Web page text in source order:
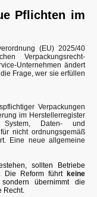
Pflichten im
(EU) 2025/40
Verpackungsrecht-
Unternehmen ändert
Frage, wer sie erfüllen
Verpackungen
im Herstellerregister
Daten- und
nicht ordnungsgemäß
Eine neue allgemeine
sollten Betriebe
Die Reform führt keine
übernimmt die
Recht.